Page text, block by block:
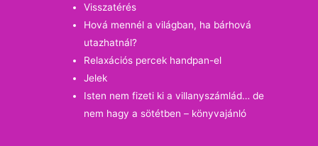
Visszatérés
Hová mennél a világban, ha bárhová
utazhatnál?
Relaxációs percek handpan-el
Jelek
Isten nem fizeti ki a villanyszámlád… de
nem hagy a sötétben – könyvajánló